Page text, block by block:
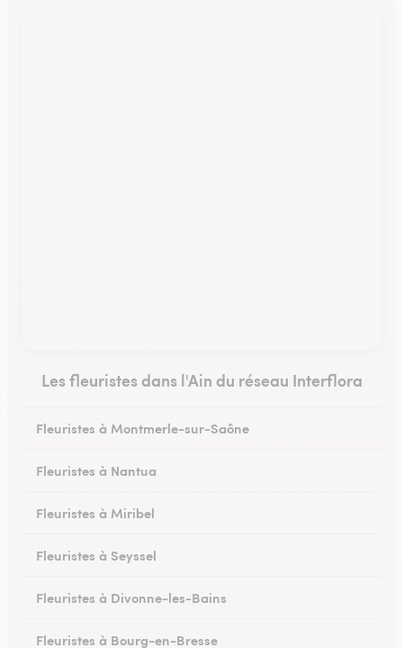
Les fleuristes dans l'Ain du réseau Interflora
Fleuristes à Montmerle-sur-Saône
Fleuristes à Nantua
Fleuristes à Miribel
Fleuristes à Seyssel
Fleuristes à Divonne-les-Bains
Fleuristes à Bourg-en-Bresse